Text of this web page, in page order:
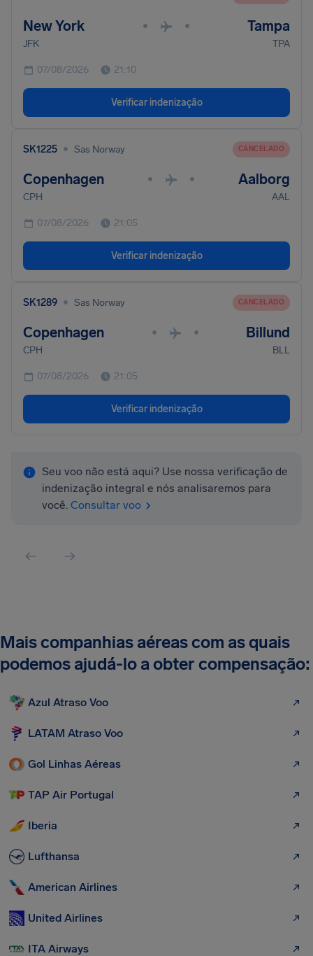
New York • • Tampa
JFK TPA
07/08/2026 21:10
Verificar indenização
SK1225 • Sas Norway CANCELADO
Copenhagen • • Aalborg
CPH AAL
07/08/2026 21:05
Verificar indenização
SK1289 • Sas Norway CANCELADO
Copenhagen • • Billund
CPH BLL
07/08/2026 21:05
Verificar indenização
Seu voo não está aqui? Use nossa verificação de
indenização integral e nós analisaremos para
você. Consultar voo
Mais companhias aéreas com as quais
podemos ajudá-lo a obter compensação:
Azul Atraso Voo
LATAM Atraso Voo
Gol Linhas Aéreas
TAP Air Portugal
Iberia
Lufthansa
American Airlines
United Airlines
ITA Airways